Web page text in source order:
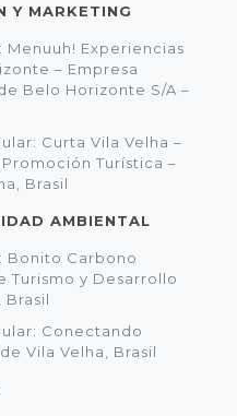
Y MARKETING
Experiencias
– Empresa
Belo Horizonte S/A –
Curta Vila Velha –
Turística –
Brasil
AMBIENTAL
Bonito Carbono
Turismo y Desarrollo
Conectando
Vila Velha, Brasil